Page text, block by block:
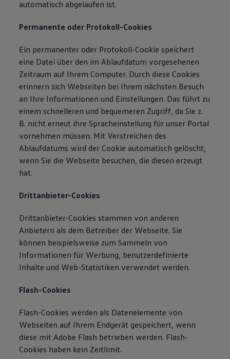
automatisch abgelaufen ist.
Permanente oder Protokoll-Cookies
Ein permanenter oder Protokoll-Cookie speichert
eine Datei über den im Ablaufdatum vorgesehenen
Zeitraum auf Ihrem Computer. Durch diese Cookies
erinnern sich Webseiten bei Ihrem nächsten Besuch
an Ihre Informationen und Einstellungen. Das führt zu
einem schnelleren und bequemeren Zugriff, da Sie z.
B. nicht erneut ihre Spracheinstellung für unser Portal
vornehmen müssen. Mit Verstreichen des
Ablaufdatums wird der Cookie automatisch gelöscht,
wenn Sie die Webseite besuchen, die diesen erzeugt
hat.
Drittanbieter-Cookies
Drittanbieter-Cookies stammen von anderen
Anbietern als dem Betreiber der Webseite. Sie
können beispielsweise zum Sammeln von
Informationen für Werbung, benutzerdefinierte
Inhalte und Web-Statistiken verwendet werden.
Flash-Cookies
Flash-Cookies werden als Datenelemente von
Webseiten auf Ihrem Endgerät gespeichert, wenn
diese mit Adobe Flash betrieben werden. Flash-
Cookies haben kein Zeitlimit.